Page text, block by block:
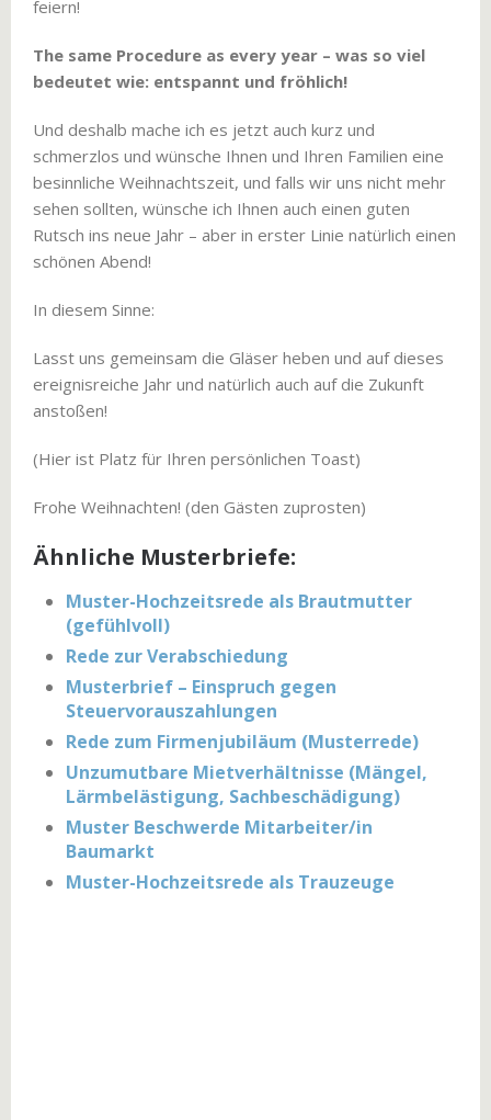
feiern!
The same Procedure as every year – was so viel
bedeutet wie: entspannt und fröhlich!
Und deshalb mache ich es jetzt auch kurz und
schmerzlos und wünsche Ihnen und Ihren Familien eine
besinnliche Weihnachtszeit, und falls wir uns nicht mehr
sehen sollten, wünsche ich Ihnen auch einen guten
Rutsch ins neue Jahr – aber in erster Linie natürlich einen
schönen Abend!
In diesem Sinne:
Lasst uns gemeinsam die Gläser heben und auf dieses
ereignisreiche Jahr und natürlich auch auf die Zukunft
anstoßen!
(Hier ist Platz für Ihren persönlichen Toast)
Frohe Weihnachten! (den Gästen zuprosten)
Ähnliche Musterbriefe:
Muster-Hochzeitsrede als Brautmutter
(gefühlvoll)
Rede zur Verabschiedung
Musterbrief – Einspruch gegen
Steuervorauszahlungen
Rede zum Firmenjubiläum (Musterrede)
Unzumutbare Mietverhältnisse (Mängel,
Lärmbelästigung, Sachbeschädigung)
Muster Beschwerde Mitarbeiter/in
Baumarkt
Muster-Hochzeitsrede als Trauzeuge